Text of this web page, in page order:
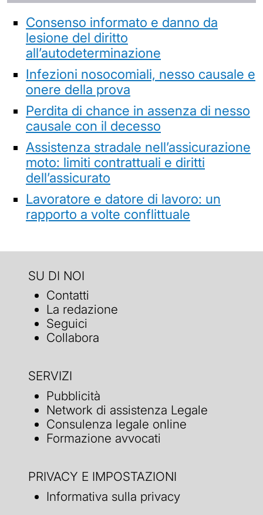
Consenso informato e danno da
lesione del diritto
all’autodeterminazione
Infezioni nosocomiali, nesso causale e
onere della prova
Perdita di chance in assenza di nesso
causale con il decesso
Assistenza stradale nell’assicurazione
moto: limiti contrattuali e diritti
dell’assicurato
Lavoratore e datore di lavoro: un
rapporto a volte conflittuale
SU DI NOI
Contatti
La redazione
Seguici
Collabora
SERVIZI
Pubblicità
Network di assistenza Legale
Consulenza legale online
Formazione avvocati
PRIVACY E IMPOSTAZIONI
Informativa sulla privacy